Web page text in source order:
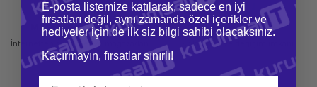
Mağazadan Teslimat
İnternetten sipariş et ve mağazadan
teslim al
İade ve Değişim
Kolay iade ve değişim imkanı
E-posta listemize katılarak, sadece en iyi
fırsatları değil, aynı zamanda özel içerikler ve
hediyeler için de ilk siz bilgi sahibi olacaksınız.
Kaçırmayın, fırsatlar sınırlı!